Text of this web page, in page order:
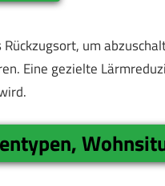
um
Eine gezielte